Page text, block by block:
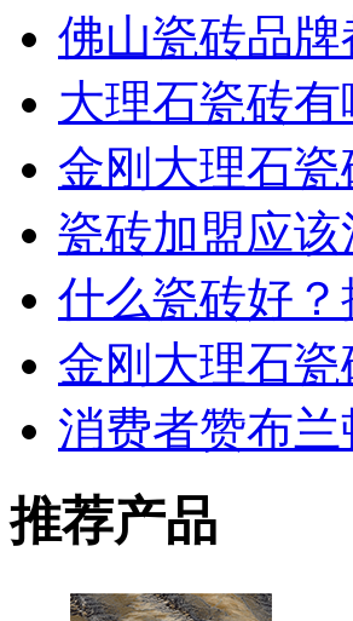
佛山瓷砖品
大理石瓷砖
金刚大理石
瓷砖加盟应
什么瓷砖好
金刚大理石
消费者赞布
推荐产品